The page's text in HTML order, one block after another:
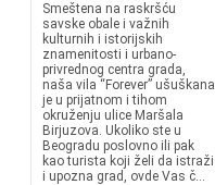
Smeštena na raskršću
savske obale i važnih
kulturnih i istorijskih
znamenitosti i urbano-
privrednog centra grada,
naša vila “Forever” ušuškana
je u prijatnom i tihom
okruženju ulice Maršala
Birjuzova. Ukoliko ste u
Beogradu poslovno ili pak
kao turista koji želi da istraži
i upozna grad, ovde Vas č...